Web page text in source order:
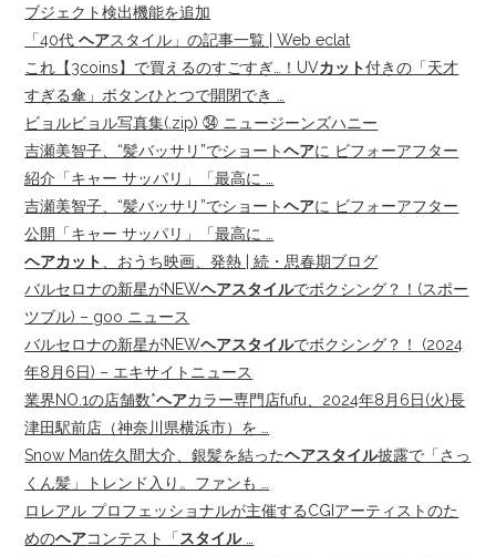
ブジェクト検出機能を追加
「40代ヘアスタイル」の記事一覧 | Web eclat
これ【3coins】で買えるのすごすぎ…！UVカット付きの「天才
すぎる傘」ボタンひとつで開閉でき …
ビョルビョル写真集(.zip) ㉞ ニュージーンズハニー
吉瀬美智子、“髪バッサリ”でショートヘアに ビフォーアフター
紹介「キャー サッパリ」「最高に …
吉瀬美智子、“髪バッサリ”でショートヘアに ビフォーアフター
公開「キャー サッパリ」「最高に …
ヘアカット
、おうち映画、発熱 | 続・思春期ブログ
バルセロナの新星がNEWヘアスタイルでボクシング？！(スポー
ツブル) – goo ニュース
バルセロナの新星がNEWヘアスタイルでボクシング？！ (2024
年8月6日) – エキサイトニュース
業界NO.1の店舗数*ヘアカラー専門店fufu、2024年8月6日(火)長
津田駅前店（神奈川県横浜市）を …
Snow Man佐久間大介、銀髪を結ったヘアスタイル披露で「さっ
くん髪」トレンド入り。ファンも …
ロレアル プロフェッショナルが主催するCGIアーティストのた
めのヘアコンテスト「 スタイル…